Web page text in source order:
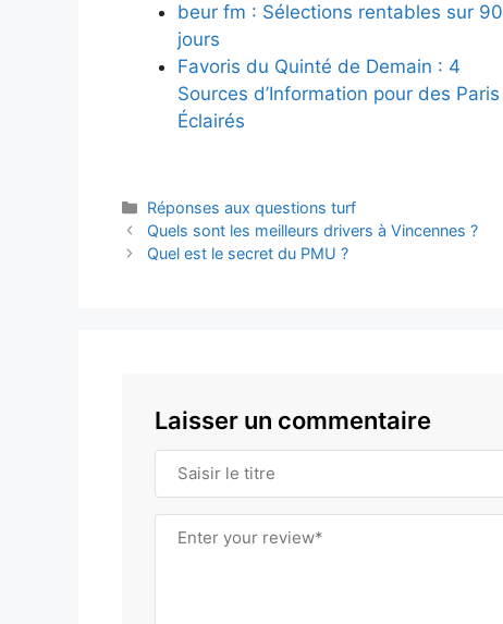
beur fm : Sélections rentables sur 90
jours
Favoris du Quinté de Demain : 4
Sources d’Information pour des Paris
Éclairés
Catégories
Réponses aux questions turf
Quels sont les meilleurs drivers à Vincennes ?
Quel est le secret du PMU ?
Laisser un commentaire